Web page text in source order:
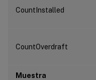
CountInstalled
CountOverdraft
Muestra